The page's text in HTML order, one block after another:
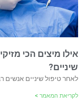
אילו מיצים הכי
שיניים?
לאחר טיפול שיניים
לקריאת המאמר >